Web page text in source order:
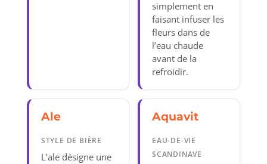
simplement en
faisant infuser les
fleurs dans de
l’eau chaude
avant de la
refroidir.
Ale
STYLE DE BIÈRE
L’ale désigne une
Aquavit
EAU-DE-VIE
SCANDINAVE